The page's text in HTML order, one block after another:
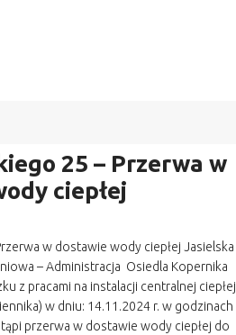
25 – Przerwa w
ciepłej
w dostawie wody ciepłej Jasielska
– Administracja Osiedla Kopernika
z pracami na instalacji centralnej ciepłej
w dniu: 14.11.2024 r. w godzinach
przerwa w dostawie wody ciepłej do